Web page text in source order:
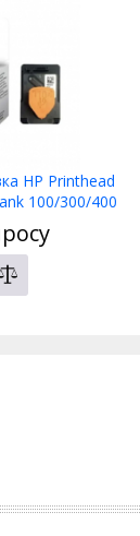
HP Printhead
100/300/400
(6ZA11AE)